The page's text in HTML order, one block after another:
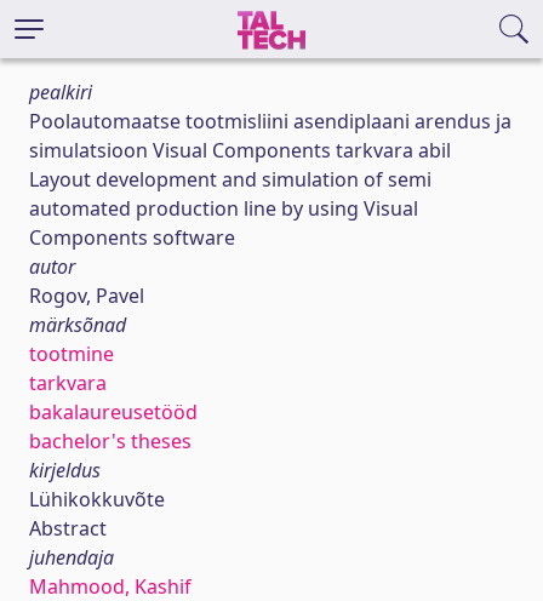
pealkiri
Poolautomaatse tootmisliini asendiplaani arendus ja
simulatsioon Visual Components tarkvara abil
Layout development and simulation of semi
automated production line by using Visual
Components software
autor
Rogov, Pavel
märksõnad
tootmine
tarkvara
bakalaureusetööd
bachelor's theses
kirjeldus
Lühikokkuvõte
Abstract
juhendaja
Mahmood, Kashif